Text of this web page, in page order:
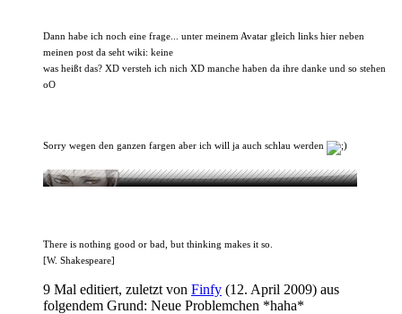
Dann habe ich noch eine frage... unter meinem Avatar gleich links hier neben
meinen post da seht wiki: keine
was heißt das? XD versteh ich nich XD manche haben da ihre danke und so stehen
oO
Sorry wegen den ganzen fargen aber ich will ja auch schlau werden
There is nothing good or bad, but thinking makes it so.
[W. Shakespeare]
9 Mal editiert, zuletzt von Finfy (12. April 2009) aus
folgendem Grund: Neue Problemchen *haha*